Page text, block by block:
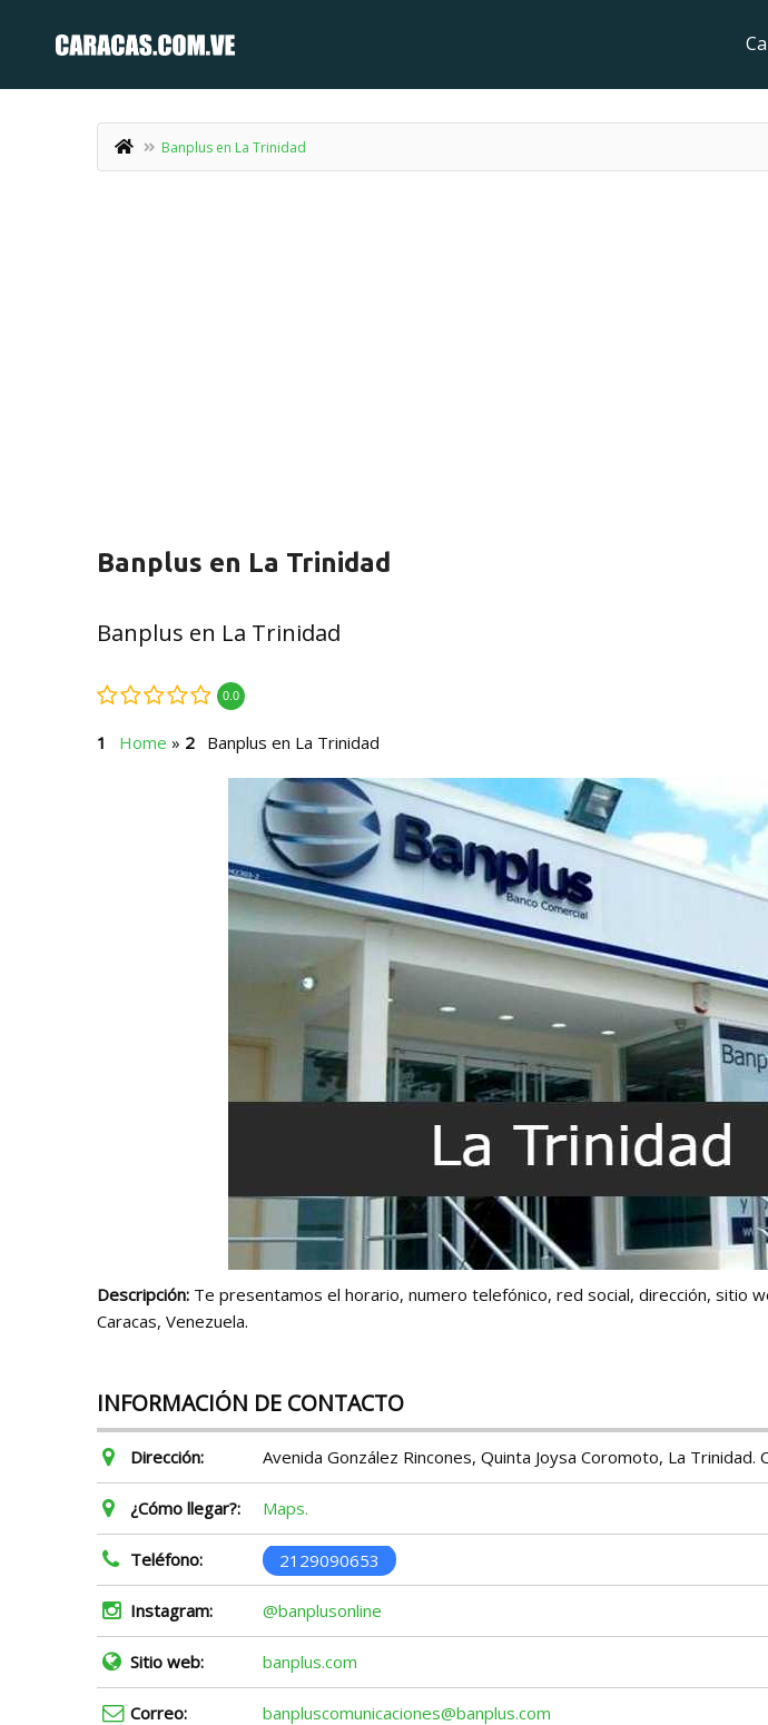
Banplus en La Trinidad
Banplus en La Trinidad
Banplus en La Trinidad
0.0
Home » Banplus en La Trinidad
Descripción: Te presentamos el horario, numero telefónico, red social, dirección, sitio
Caracas, Venezuela.
INFORMACIÓN DE CONTACTO
Dirección: Avenida González Rincones, Quinta Joysa Coromoto, La Trinidad.
¿Cómo llegar?: Maps.
Teléfono: 2129090653
Instagram: @banplusonline
Sitio web: banplus.com
Correo: banpluscomunicaciones@banplus.com